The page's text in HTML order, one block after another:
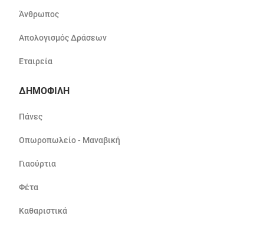
Άνθρωπος
Απολογισμός Δράσεων
Εταιρεία
ΔΗΜΟΦΙΛΗ
Πάνες
Οπωροπωλείο - Μαναβική
Γιαούρτια
Φέτα
Καθαριστικά